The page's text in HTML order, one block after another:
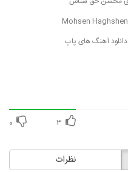
Masoud
از سیامک مدرسی
Mohsen
دانلود آهنگ های پاپ
۳ ۰
نظرات